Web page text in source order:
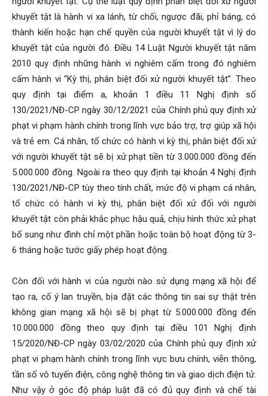
khuyết tật là hành vi xa lánh, từ chối, ngược đãi, phỉ báng, có
thành kiến hoặc hạn chế quyền của người khuyết tật vì lý do
khuyết tật của người đó. Điều 14 Luật Người khuyết tật năm
2010 quy định những hành vi nghiêm cấm trong đó nghiêm
cấm hành vi “Kỳ thị, phân biệt đối xử người khuyết tật”. Theo
quy định tại điểm a, khoản 1 điều 11 Nghị định số
130/2021/NĐ-CP ngày 30/12/2021 của Chính phủ quy định xử
phạt vi phạm hành chính trong lĩnh vực bảo trợ, trợ giúp xã hội
và trẻ em. Cá nhân, tổ chức có hành vi kỳ thị, phân biệt đối xử
với người khuyết tật sẽ bị xử phạt tiền từ 3.000.000 đồng đến
5.000.000 đồng. Ngoài ra theo quy định tại khoản 4 Nghị định
130/2021/NĐ-CP tùy theo tính chất, mức độ vi phạm cá nhân,
tổ chức có hành vi kỳ thị, phân biệt đối xử đối với người
khuyết tật còn phải khắc phục hậu quả, chịu hình thức xử phạt
bổ sung như đình chỉ một phần hoặc toàn bộ hoạt động từ 3-
6 tháng hoặc tước giấy phép hoạt động.
Còn đối với hành vi của người nào sử dụng mạng xã hội để
tạo ra, cố ý lan truyền, bịa đặt các thông tin sai sự thật trên
không gian mạng xã hội sẽ bị phạt từ 5.000.000 đồng đến
10.000.000 đồng theo quy định tại điều 101 Nghị định
15/2020/NĐ-CP ngày 03/02/2020 của Chính phủ quy định xử
phạt vi phạm hành chính trong lĩnh vực bưu chính, viễn thông,
tần số vô tuyến điện, công nghệ thông tin và giao dịch điện tử.
Như vậy ở góc độ pháp luật đã có đủ quy định và chế tài